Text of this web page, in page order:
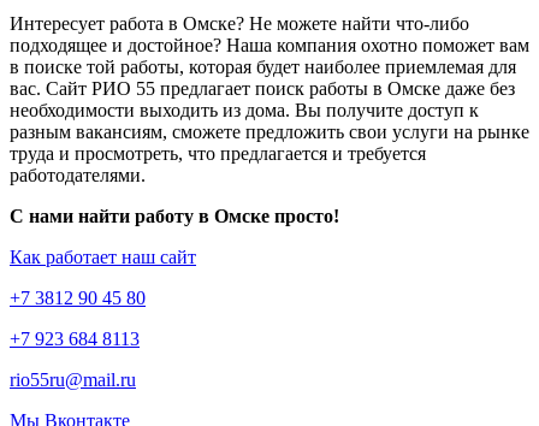
Интересует работа в Омске? Не можете найти что-либо
подходящее и достойное? Наша компания охотно поможет вам
в поиске той работы, которая будет наиболее приемлемая для
вас. Сайт РИО 55 предлагает поиск работы в Омске даже без
необходимости выходить из дома. Вы получите доступ к
разным вакансиям, сможете предложить свои услуги на рынке
труда и просмотреть, что предлагается и требуется
работодателями.
С нами найти работу в Омске просто!
Как работает наш сайт
+7 3812 90 45 80
+7 923 684 8113
rio55ru@mail.ru
Мы Вконтакте